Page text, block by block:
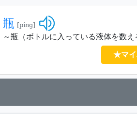
瓶 [píng]
～瓶（ボトルに入っている液体を数え
★マイ